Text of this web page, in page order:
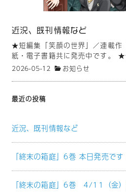
近況、既刊情報など
★短編集「笑顔の世界」／連載作
紙・電子書籍共に発売中です。
2026-05-12 お知らせ
最近の投稿
近況、既刊情報など
「終末の箱庭」6巻 本日発売です
「終末の箱庭」6巻 4/11（金